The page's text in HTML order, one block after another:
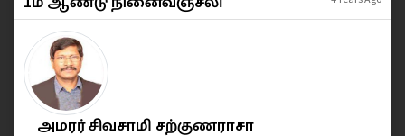
அமரர் சிவசாமி சற்குணராசா